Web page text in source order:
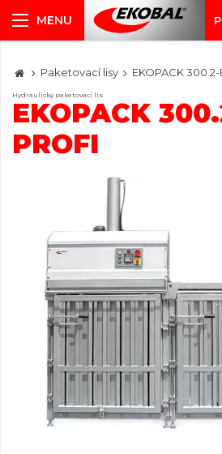
Paketovací lisy EKOPACK
Hydraulický paketovací lis
EKOPACK
PROFI